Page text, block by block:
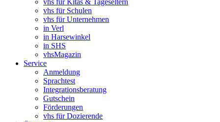
vhs für Kitas & Tageseltern
vhs für Schulen
vhs für Unternehmen
in Verl
in Harsewinkel
in SHS
vhsMagazin
Service
Anmeldung
Sprachtest
Integrationsberatung
Gutschein
Förderungen
vhs für Dozierende